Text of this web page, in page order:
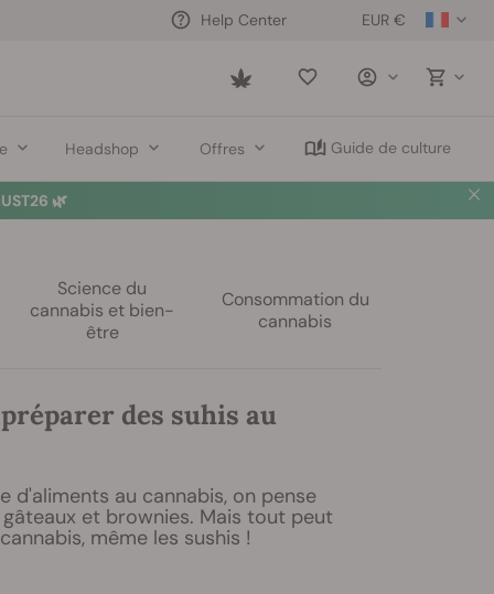
EUR €
Help Center
Saved
Headshop Offres Guide de culture
🌿
Science du
cannabis et bien-
être
Consommation du
cannabis
des suhis au
d'aliments au cannabis, on pense
et brownies. Mais tout peut
même les sushis !